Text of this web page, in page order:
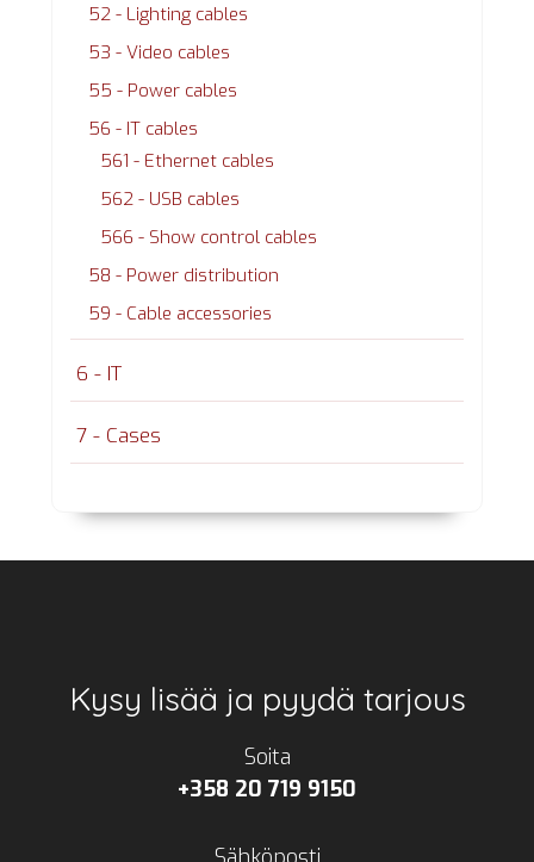
52 - Lighting cables
53 - Video cables
55 - Power cables
56 - IT cables
561 - Ethernet cables
562 - USB cables
566 - Show control cables
58 - Power distribution
59 - Cable accessories
6 - IT
7 - Cases
Footer
Kysy lisää ja pyydä tarjous
Soita
+358 20 719 9150